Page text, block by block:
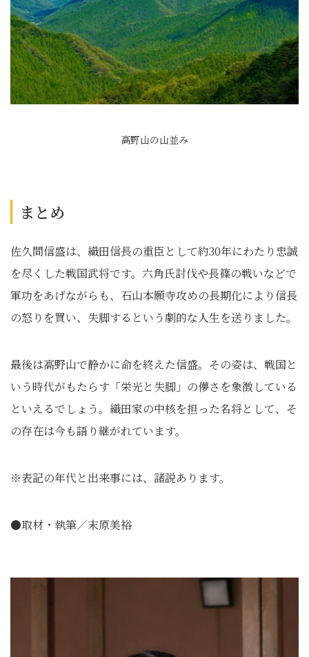
高野山の山並み
まとめ
佐久間信盛は、織田信長の重臣として約30年にわたり忠誠
を尽くした戦国武将です。六角氏討伐や長篠の戦いなどで
軍功をあげながらも、石山本願寺攻めの長期化により信長
の怒りを買い、失脚するという劇的な人生を送りました。
最後は高野山で静かに命を終えた信盛。その姿は、戦国と
いう時代がもたらす「栄光と失脚」の儚さを象徴している
といえるでしょう。織田家の中核を担った名将として、そ
の存在は今も語り継がれています。
※表記の年代と出来事には、諸説あります。
●取材・執筆／末原美裕